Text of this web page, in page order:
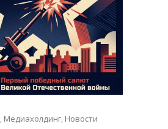
, Медиахолдинг, Новости